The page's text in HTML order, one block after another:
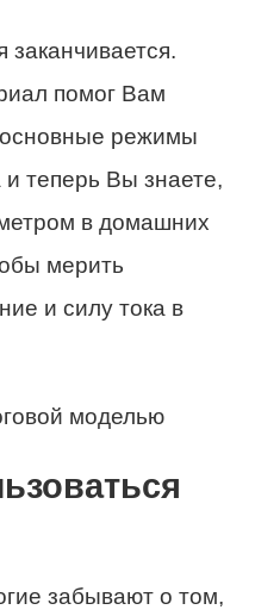
помог Вам
основные режимы
теперь Вы знаете,
в домашних
мерить
и силу тока в
моделью
забывают о том,